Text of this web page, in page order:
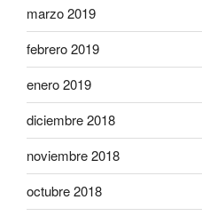
marzo 2019
febrero 2019
enero 2019
diciembre 2018
noviembre 2018
octubre 2018